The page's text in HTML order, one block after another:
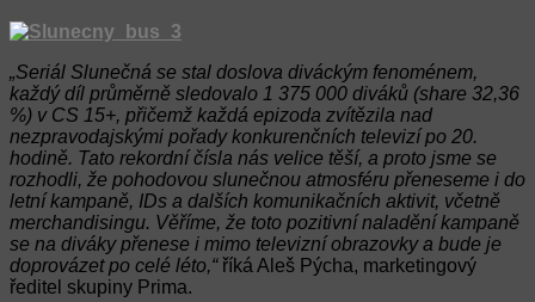
„Seriál Slunečná se stal doslova diváckým fenoménem,
každý díl průměrně sledovalo 1 375 000 diváků (share 32,36
%) v CS 15+, přičemž každá epizoda zvítězila nad
nezpravodajskými pořady konkurenčních televizí po 20.
hodině. Tato rekordní čísla nás velice těší, a proto jsme se
rozhodli, že pohodovou slunečnou atmosféru přeneseme i do
letní kampaně, IDs a dalších komunikačních aktivit, včetně
merchandisingu. Věříme, že toto pozitivní naladění kampaně
se na diváky přenese i mimo televizní obrazovky a bude je
doprovázet po celé léto,“ říká Aleš Pýcha, marketingový
ředitel skupiny Prima.